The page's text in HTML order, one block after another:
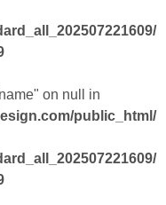
on null in
public_html/